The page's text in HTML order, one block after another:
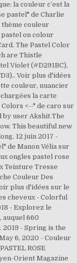
la couleur c’est la
pastel" de Charlie
couleur
on colour
The Pastel Color
are Thistle
Violet (#D291BC),
Voir plus d'idées
couleur, nuancier
la carte
<--" de caro sur
by user Akshit.The
This beautiful new
12 juin 2017 -
de Manon Vélia sur
ongles pastel rose
Teinture Tresse
Couleur Des
plus d'idées sur le
cheveux - Colorful
- Explorez le
auquel 660
2019 - Spring is the
6, 2020 - Couleur
ROSE
Orient Magazine